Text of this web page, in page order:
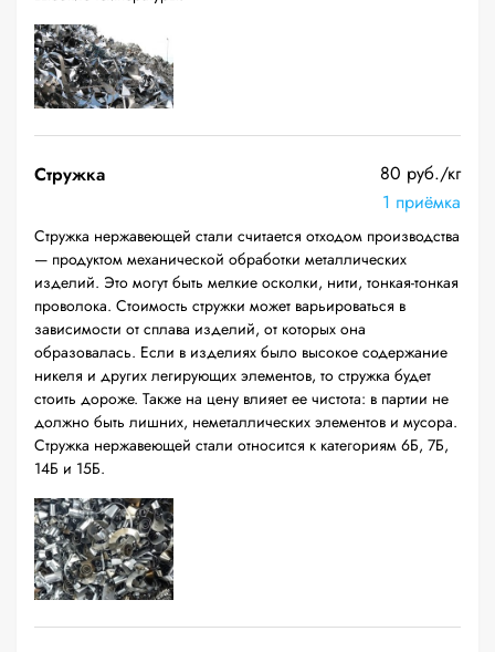
Стружка
80 руб./кг
1 приёмка
Стружка нержавеющей стали считается отходом производства
— продуктом механической обработки металлических
изделий. Это могут быть мелкие осколки, нити, тонкая-тонкая
проволока. Стоимость стружки может варьироваться в
зависимости от сплава изделий, от которых она
образовалась. Если в изделиях было высокое содержание
никеля и других легирующих элементов, то стружка будет
стоить дороже. Также на цену влияет ее чистота: в партии не
должно быть лишних, неметаллических элементов и мусора.
Стружка нержавеющей стали относится к категориям 6Б, 7Б,
14Б и 15Б.